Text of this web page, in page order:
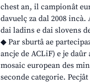
chest an, il campionât
davuelç za dal 2008
dai ladins e dai slovens
◆ Par sburtâ ae
ancje de ACLiF) e je
mosaic european des
seconde categorie.